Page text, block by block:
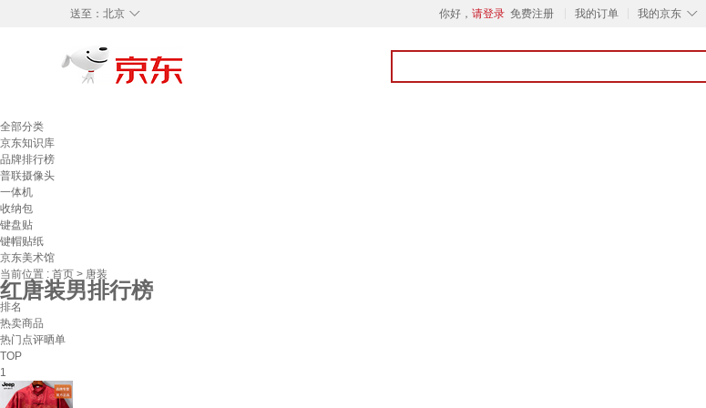
◇
送至： 北京 你好， 请登录 免费注册 我的订单 ◇
我的京东
全部分类
京东知识库
品牌排行榜
普联摄像头
一体机
收纳包
键盘贴
键帽贴纸
京东美术馆
当前位置 : 首页 > 唐装
红唐装男排行榜
排名
热卖商品
热门点评晒单
TOP
1